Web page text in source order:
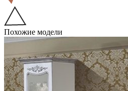
Похожие модели